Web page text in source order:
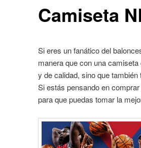
Camiseta
Si eres un fanático del
manera que con una
y de calidad, sino que
Si estás pensando en
para que puedas tomar la